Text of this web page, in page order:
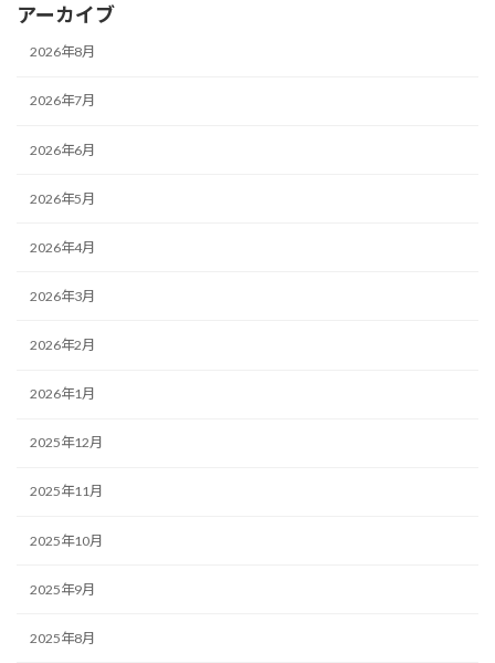
アーカイブ
2026年8月
2026年7月
2026年6月
2026年5月
2026年4月
2026年3月
2026年2月
2026年1月
2025年12月
2025年11月
2025年10月
2025年9月
2025年8月